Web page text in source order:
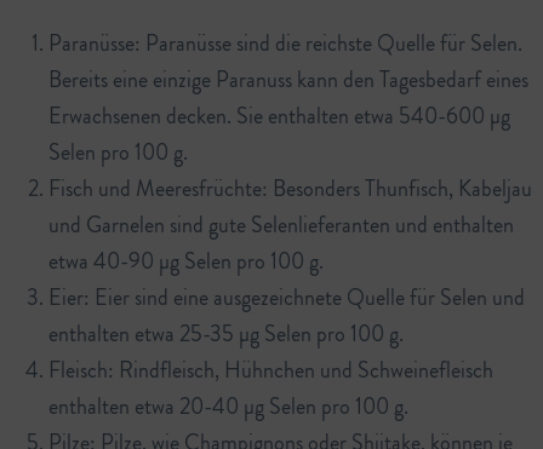
Paranüsse: Paranüsse sind die reichste Quelle für Selen.
Bereits eine einzige Paranuss kann den Tagesbedarf eines
Erwachsenen decken. Sie enthalten etwa 540-600 µg
Selen pro 100 g.
Fisch und Meeresfrüchte: Besonders Thunfisch, Kabeljau
und Garnelen sind gute Selenlieferanten und enthalten
etwa 40-90 µg Selen pro 100 g.
Eier: Eier sind eine ausgezeichnete Quelle für Selen und
enthalten etwa 25-35 µg Selen pro 100 g.
Fleisch: Rindfleisch, Hühnchen und Schweinefleisch
enthalten etwa 20-40 µg Selen pro 100 g.